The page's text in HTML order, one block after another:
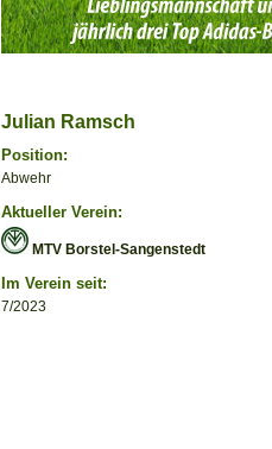
Julian Ramsch
Position:
Abwehr
Aktueller Verein:
MTV Borstel-Sangenstedt
Im Verein seit:
7/2023